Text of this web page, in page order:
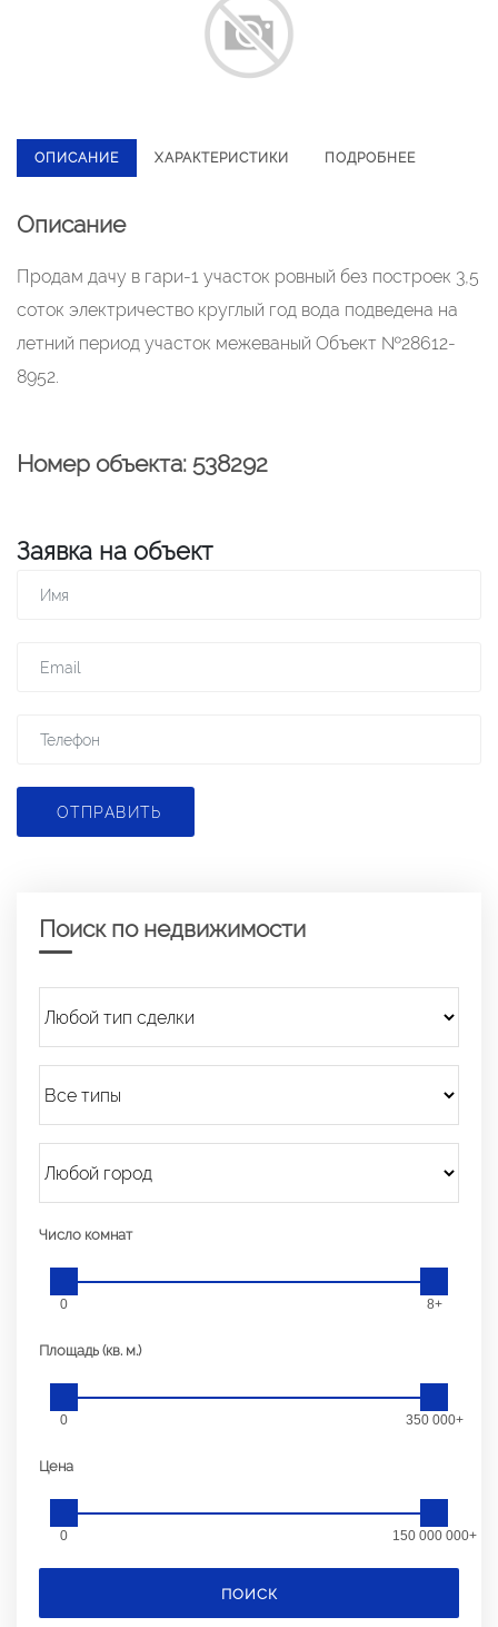
ОПИСАНИЕ ХАРАКТЕРИСТИКИ ПОДРОБНЕЕ
Описание
Продам дачу в гари-1 участок ровный без построек 3,5
соток электричество круглый год вода подведена на
летний период участок межеваный Объект №28612-
8952.
Номер объекта: 538292
Заявка на объект
ОТПРАВИТЬ
Поиск по недвижимости
Число комнат
0 8+
Площадь (кв. м.)
0 350 000+
Цена
0 150 000 000+
ПОИСК